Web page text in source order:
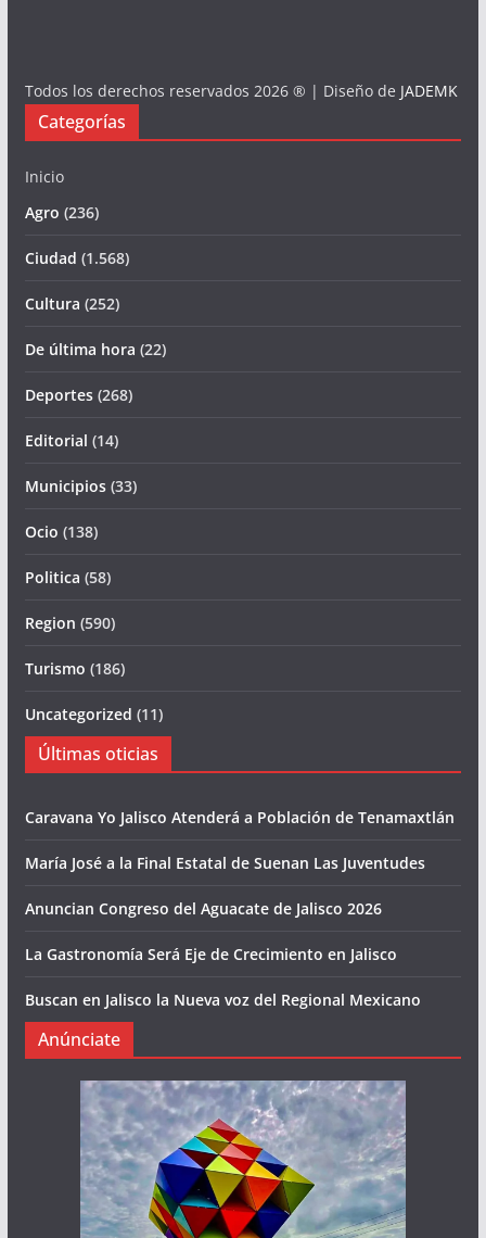
Todos los derechos reservados 2026 ® | Diseño de JADEMK
Categorías
Inicio
Agro (236)
Ciudad (1.568)
Cultura (252)
De última hora (22)
Deportes(268)
Editorial (14)
Municipios(33)
Ocio (138)
Politica (58)
Region (590)
Turismo (186)
Uncategorized (11)
Últimas oticias
Caravana Yo Jalisco Atenderá a Población de Tenamaxtlán
María José a la Final Estatal de Suenan Las Juventudes
Anuncian Congreso del Aguacate de Jalisco 2026
La Gastronomía Será Eje de Crecimiento en Jalisco
Buscan en Jalisco la Nueva voz del Regional Mexicano
Anúnciate